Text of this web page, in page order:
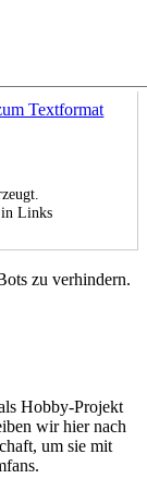
Textformat
in Links
zu verhindern.
Hobby-Projekt
wir hier nach
um sie mit